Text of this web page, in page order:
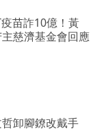
苗詐10億！黃
慈濟基金會回應
卸腳鐐改戴手